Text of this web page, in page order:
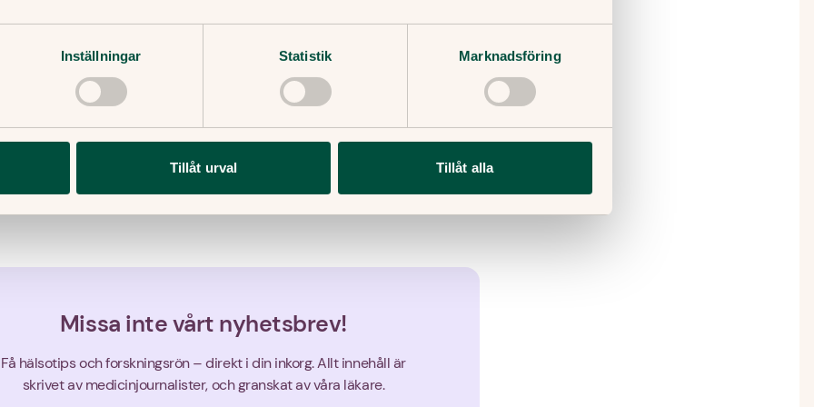
Inställningar Statistik Marknadsföring
Tillåt urval Tillåt alla
barn med svinkoppor gå tillbaka
skorpor, och tills såren är läkta och har torkat in. Om barnet
ska det vara hemma de första två dagarna av
Missa inte vårt nyhetsbrev!
Få hälsotips och forskningsrön – direkt i din inkorg. Allt innehåll är
skrivet av medicinjournalister, och granskat av våra läkare.